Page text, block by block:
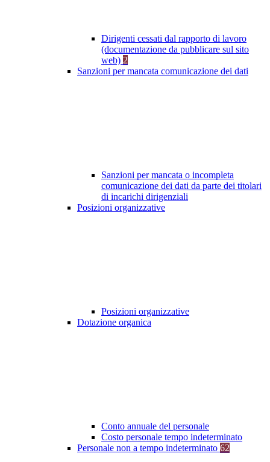
Dirigenti cessati dal rapporto di lavoro
(documentazione da pubblicare sul sito
web) 2
Sanzioni per mancata comunicazione dei dati
Sanzioni per mancata o incompleta
comunicazione dei dati da parte dei titolari
di incarichi dirigenziali
Posizioni organizzative
Posizioni organizzative
Dotazione organica
Conto annuale del personale
Costo personale tempo indeterminato
Personale non a tempo indeterminato 62